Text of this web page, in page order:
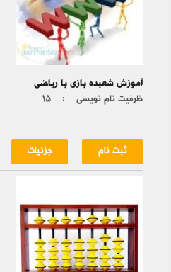
آموزش شعبده بازی با ریاضی
ظرفیت نام نویسی : ۱۵
ثبت نام جزئیات